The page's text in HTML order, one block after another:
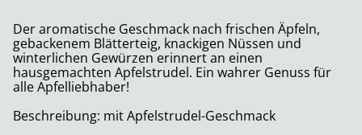
Der aromatische Geschmack nach frischen Äpfeln,
gebackenem Blätterteig, knackigen Nüssen und
winterlichen Gewürzen erinnert an einen
hausgemachten Apfelstrudel. Ein wahrer Genuss für
alle Apfelliebhaber!
Beschreibung: mit Apfelstrudel-Geschmack